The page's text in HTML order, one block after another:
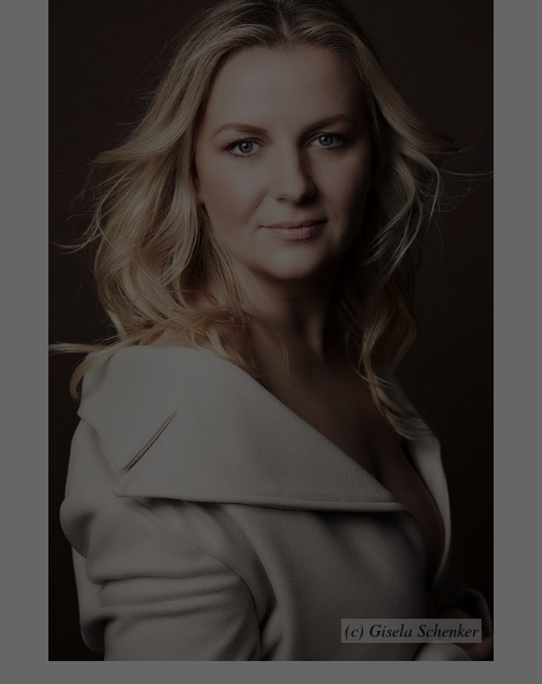
(c) Gisela Schenker